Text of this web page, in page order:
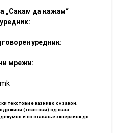
„Сакам да кажам“
уредник:
мрежи:
текстови е казниво со закон.
(текстови) од оваа
и со ставање хиперлинк до